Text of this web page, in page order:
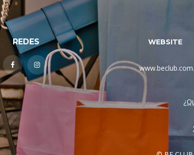
REDES WEBSITE